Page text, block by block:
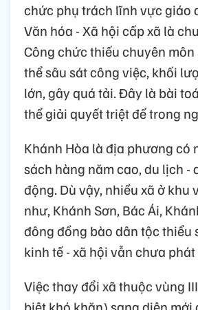
chức phụ trách lĩnh vực giáo
Văn hóa - Xã hội cấp xã là
Công chức thiếu chuyên
thể sâu sát công việc, khối
lớn, gây quá tải. Đây là bài
thể giải quyết triệt để trong
Khánh Hòa là địa phương có
sách hàng năm cao, du lịch -
động. Dù vậy, nhiều xã ở khu
như, Khánh Sơn, Bác Ái,
đông đồng bào dân tộc thiểu
kinh tế - xã hội vẫn chưa
Việc thay đổi xã thuộc vùng